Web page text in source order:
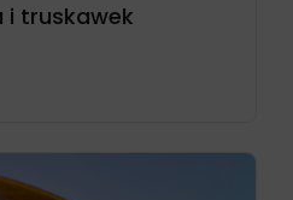
i truskawek